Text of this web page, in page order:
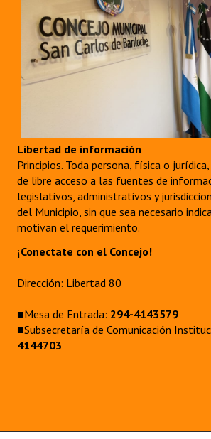
Libertad de información
Principios. Toda persona, física o
de libre acceso a las fuentes de
legislativos, administrativos y
del Municipio, sin que sea necesario
motivan el requerimiento.
¡Conectate con el Concejo!
Dirección: Libertad 80
■Mesa de Entrada: 294-4143579
■Subsecretaría de Comunicación
4144703